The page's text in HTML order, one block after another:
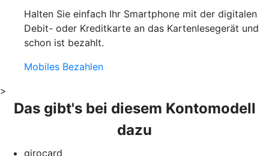
Halten Sie einfach Ihr Smartphone mit der digitalen
Debit- oder Kreditkarte an das Kartenlesegerät und
schon ist bezahlt.
Mobiles Bezahlen
>
Das gibt's bei diesem Kontomodell
dazu
girocard